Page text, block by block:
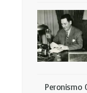
Peronismo